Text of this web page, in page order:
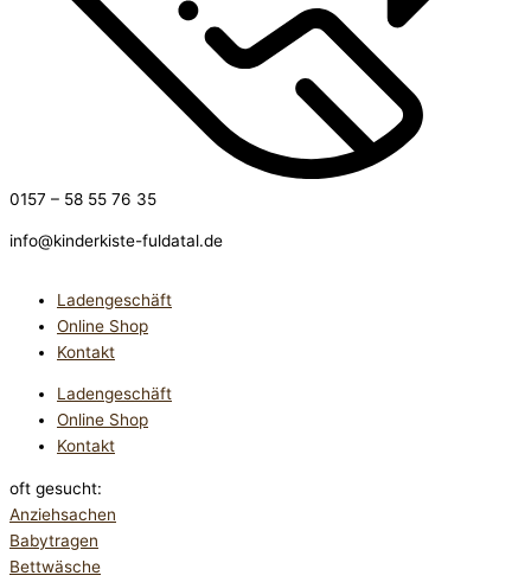
0157 – 58 55 76 35
info@kinderkiste-fuldatal.de
Ladengeschäft
Online Shop
Kontakt
Ladengeschäft
Online Shop
Kontakt
oft gesucht:
Anziehsachen
Babytragen
Bettwäsche